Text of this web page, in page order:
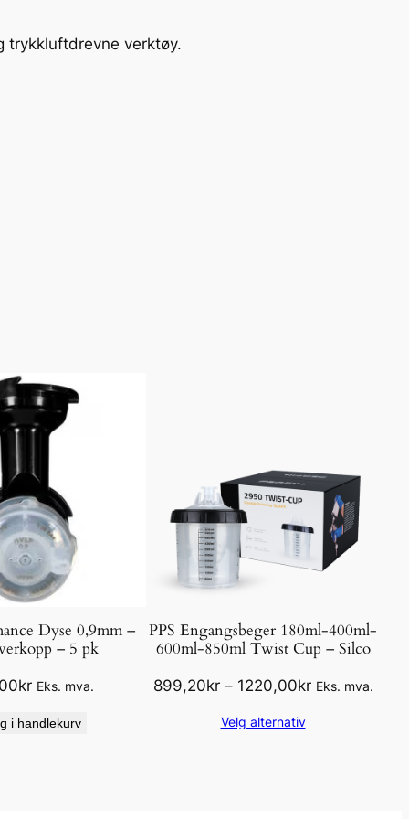
trykkluftdrevne verktøy.
Dyse 0,9mm –
– 5 pk
kr Eks. mva.
i handlekurv
PPS Engangsbeger 180ml-400ml-
600ml-850ml Twist Cup – Silco
899,20kr – 1220,00krPrisområde:
Eks. mva.
Velg alternativ